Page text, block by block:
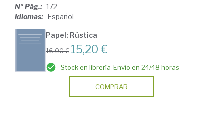
Nº Pág.: 172
Idiomas: Español
Papel: Rústica
16,00 € 15,20 €
Stock en librería. Envío en 24/48 horas
COMPRAR